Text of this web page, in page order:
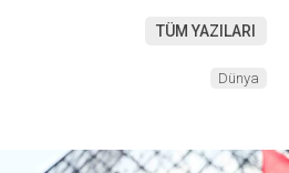
TÜM YAZILARI
Dünya